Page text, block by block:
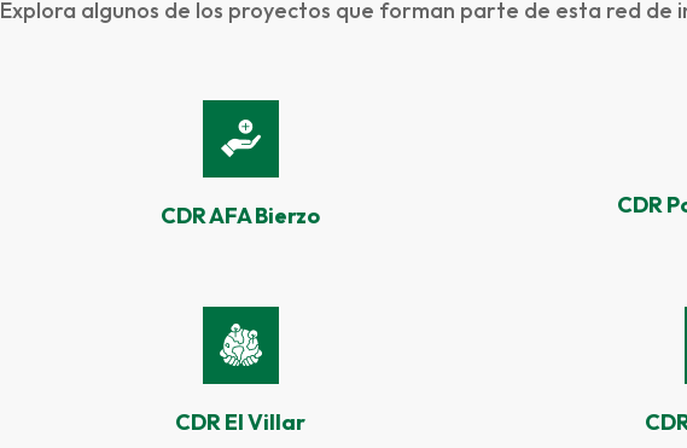
Explora algunos de los proyectos que forman parte de esta red de
CDR AFA Bierzo CDR
CDR El Villar